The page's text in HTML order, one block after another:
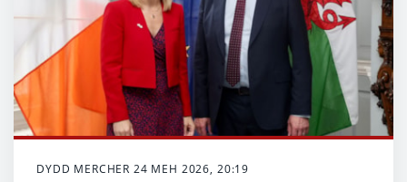
DYDD MERCHER 24 MEH 2026, 20:19